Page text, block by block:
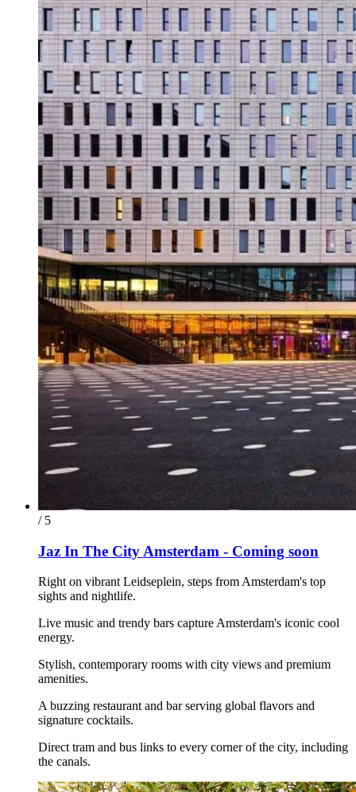
/ 5
Jaz In The City Amsterdam - Coming soon
Right on vibrant Leidseplein, steps from Amsterdam's top
sights and nightlife.
Live music and trendy bars capture Amsterdam's iconic cool
energy.
Stylish, contemporary rooms with city views and premium
amenities.
A buzzing restaurant and bar serving global flavors and
signature cocktails.
Direct tram and bus links to every corner of the city, including
the canals.